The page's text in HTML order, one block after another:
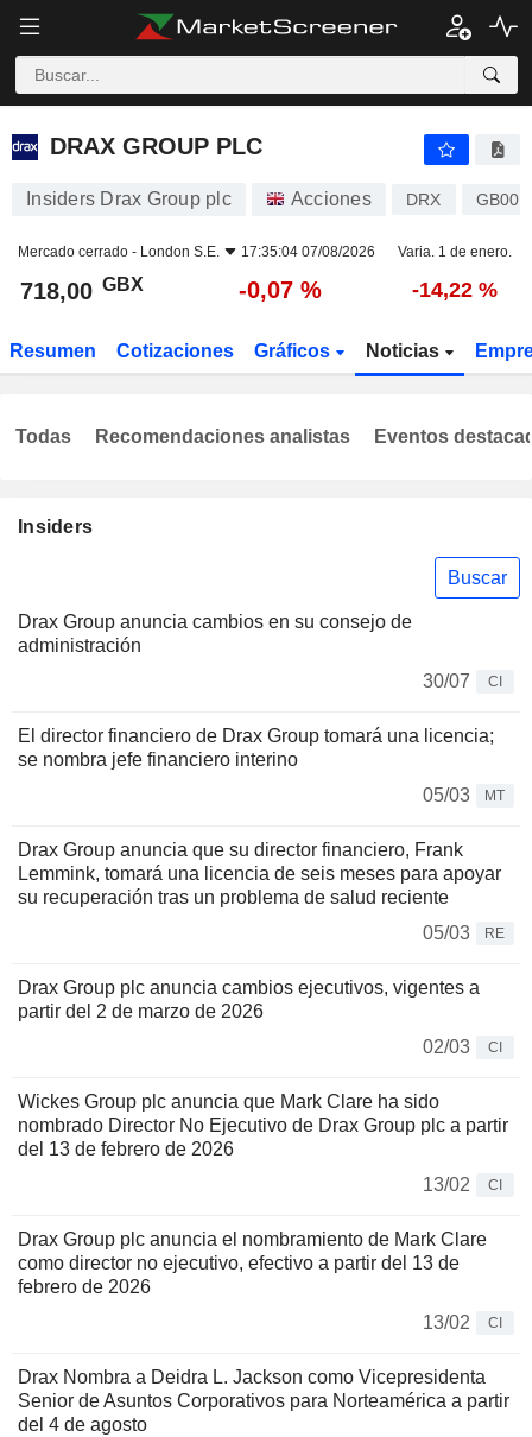
DRAX GROUP PLC
DRAX GROUP PLC
Insiders Drax Group plc Acciones DRX
Mercado cerrado - London S.E. 17:35:04 07/08/2026 Varia. 1 de enero.
718,00 GBX -0,07 % -14,22 %
Resumen Cotizaciones Gráficos Noticias
Insiders
Buscar
Drax Group anuncia cambios en su consejo de
administración
30/07
CI
El director financiero de Drax Group tomará una licencia;
se nombra jefe financiero interino
05/03
MT
Drax Group anuncia que su director financiero, Frank
Lemmink, tomará una licencia de seis meses para apoyar
su recuperación tras un problema de salud reciente
05/03
RE
Drax Group plc anuncia cambios ejecutivos, vigentes a
partir del 2 de marzo de 2026
02/03
CI
Wickes Group plc anuncia que Mark Clare ha sido
nombrado Director No Ejecutivo de Drax Group plc a partir
del 13 de febrero de 2026
13/02
CI
Drax Group plc anuncia el nombramiento de Mark Clare
como director no ejecutivo, efectivo a partir del 13 de
febrero de 2026
13/02
CI
Drax Nombra a Deidra L. Jackson como Vicepresidenta
Senior de Asuntos Corporativos para Norteamérica a partir
del 4 de agosto
Todas Recomendaciones analistas Eventos